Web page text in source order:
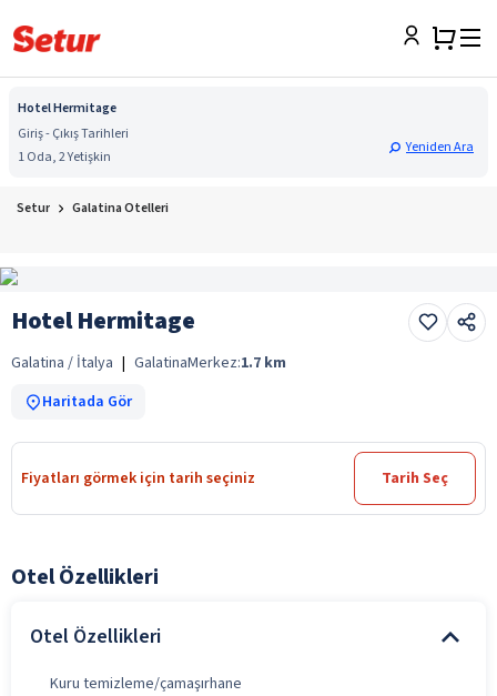
Hotel Hermitage
Giriş - Çıkış Tarihleri
1 Oda, 2 Yetişkin
Yeniden Ara
Setur Galatina Otelleri
Hotel Hermitage
Galatina / İtalya | GalatinaMerkez:1.7 km
Haritada Gör
Fiyatları görmek için tarih seçiniz Tarih Seç
Otel Özellikleri
Otel Özellikleri
Kuru temizleme/çamaşırhane